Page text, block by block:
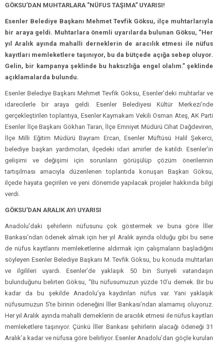
GÖKSU’DAN MUHTARLARA ”NÜFUS TAŞIMA” UYARISI!
Esenler Belediye Başkanı Mehmet Tevfik Göksu, ilçe muhtarlarıyla
bir araya geldi. Muhtarlara önemli uyarılarda bulunan Göksu, “Her
yıl Aralık ayında mahalli derneklerin de aracılık etmesi ile nüfus
kayıtları memleketlere taşınıyor, bu da bütçede açığa sebep oluyor.
Gelin, bir kampanya şeklinde bu haksızlığa engel olalım.” şeklinde
açıklamalarda bulundu.
Esenler Belediye Başkanı Mehmet Tevfik Göksu, Esenler’deki muhtarlar ve
idarecilerle bir araya geldi. Esenler Belediyesi Kültür Merkezi’nde
gerçekleştirilen toplantıya, Esenler Kaymakam Vekili Osman Ateş, AK Parti
Esenler İlçe Başkanı Gökhan Taran, İlçe Emniyet Müdürü Cihat Dağdeviren,
İlçe Milli Eğitim Müdürü Bayram Ercan, Esenler Müftüsü Halil Şekerci,
belediye başkan yardımcıları, ilçedeki idari amirler de katıldı. Esenler’in
gelişimi ve değişimi için sorunların görüşülüp çözüm önerilerinin
tartışılması amacıyla düzenlenen toplantıda konuşan Başkan Göksu,
ilçede hayata geçirilen ve yeni dönemde yapılacak projeler hakkında bilgi
verdi.
GÖKSU’DAN ARALIK AYI UYARISI
Anadolu’daki şehirlerin nüfusunu çok göstermek ve buna göre İller
Bankası’ndan ödenek almak için her yıl Aralık ayında olduğu gibi bu sene
de nüfus kayıtlarını memleketlerine aldırmak için çalışmaların başladığını
söyleyen Esenler Belediye Başkanı M. Tevfik Göksu, bu konuda muhtarları
ve ilgilileri uyardı. Esenler’de yaklaşık 50 bin Suriyeli vatandaşın
bulunduğunu belirten Göksu, “Bu nüfusumuzun yüzde 10’u demek. Bir bu
kadar da bu şekilde Anadolu’ya kaydırılan nüfus var. Yani yaklaşık
nüfusumuzun 5’te birinin ödeneğini İller Bankası’ndan alamamış oluyoruz.
Her yıl Aralık ayında mahalli derneklerin de aracılık etmesi ile nüfus kayıtları
memleketlere taşınıyor. Çünkü İller Bankası şehirlerin alacağı ödeneği 31
Aralık’a kadar ve nüfusa göre belirliyor. Esenler Anadolu’dan göçle kurulan